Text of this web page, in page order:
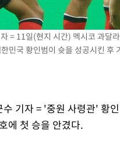
= 11일(현지 시간) 멕시코 과달
민국 황인범이 슛을 성공시킨
기자 = '중원 사령관' 황
에 첫 승을 안겼다.